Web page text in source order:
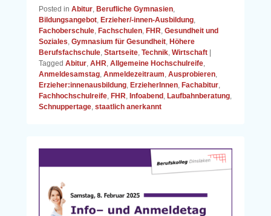
Posted in Abitur, Berufliche Gymnasien,
Bildungsangebot, Erzieher/-innen-Ausbildung,
Fachoberschule, Fachschulen, FHR, Gesundheit und
Soziales, Gymnasium für Gesundheit, Höhere
Berufsfachschule, Startseite, Technik, Wirtschaft
Tagged Abitur, AHR, Allgemeine Hochschulreife,
Anmeldesamstag, Anmeldezeitraum, Ausprobieren,
Erzieher:innenausbildung, ErzieherInnen, Fachabitur,
Fachhochschulreife, FHR, Infoabend , Laufbahnberatung,
Schnuppertage, staatlich anerkannt